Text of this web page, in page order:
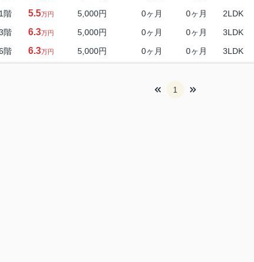
1階 5.5万円 5,000円 0ヶ月 0ヶ月 2LDK
階 6.3万円 5,000円 0ヶ月 0ヶ月 3LDK
階 6.3万円 5,000円 0ヶ月 0ヶ月 3LDK
1